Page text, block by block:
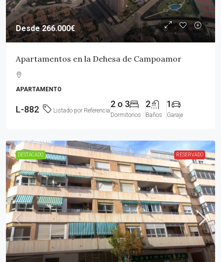
Desde266.000€
Apartamentos en la Dehesa de Campoamor
APARTAMENTO
L-882 Listado por Referencia
2 o 3
Dormitorios
2
Baños
1
Garaje
DESTACADO RESERVADO